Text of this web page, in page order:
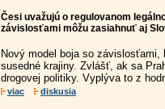
Česi uvažujú o regulovanom
závislosťami môžu zasiahnuť aj
Nový model boja so
susedné krajiny. Zvlášť, ak sa
drogovej politiky. Vyplýva to z
viac diskusia